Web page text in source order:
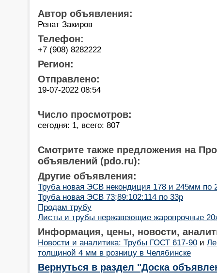
Автор объявления:
Ренат Закиров
Телефон:
+7 (908) 8282222
Регион:
Отправлено:
19-07-2022 08:54
Число просмотров:
сегодня: 1, всего: 807
Смотрите также предложения на
объявлений (pdo.ru):
Другие объявления:
Труба новая ЭСВ некондиция 178 и 245мм по
Труба новая ЭСВ 73;89:102:114 по 33р
Продам трубу
Листы и трубы нержавеющие жаропрочные
Информация, цены, новости,
Новости и аналитика: Трубы ГОСТ 617-90 и
толщиной 4 мм в розницу в Челябинске
Вернуться в раздел "Доска